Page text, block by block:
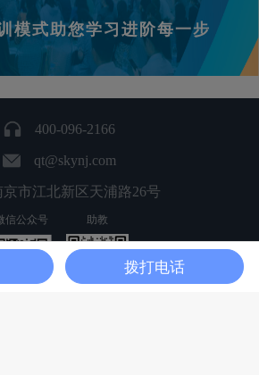
模式助您学习进阶每一步
400-096-2166
qt@skynj.com
京市江北新区天浦路26号
信公众号 助教
在线咨询
拨打电话